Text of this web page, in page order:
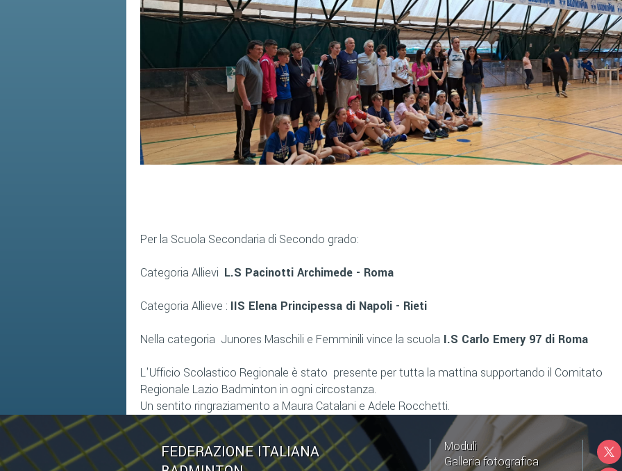
Per la Scuola Secondaria di Secondo grado:
Categoria Allievi L.S Pacinotti Archimede - Roma
Categoria Allieve : IIS Elena Principessa di Napoli - Rieti
Nella categoria Junores Maschili e Femminili vince la scuola I.S Carlo Emery 97 di Roma
L'Ufficio Scolastico Regionale è stato presente per tutta la mattina supportando il Comitato
Regionale Lazio Badminton in ogni circostanza.
Un sentito ringraziamento a Maura Catalani e Adele Rocchetti.
FEDERAZIONE ITALIANA
Moduli
Galleria fotografica